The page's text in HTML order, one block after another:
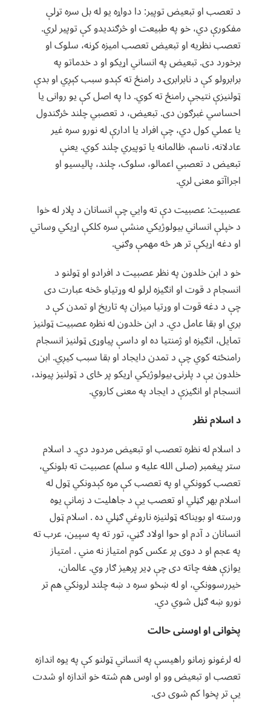
د تعصب او تبعیض توپیر: دا دواړه یو له بل سره تړلې
مفکورې دي، خو په طبیعت او څرګندیدو کې توپیر لري.
تعصب نظریه او تبعیض تعصب امیزه کړنه، سلوک او
برخورد دی. تبعیض په انساني اړیکو او د خدماتو په
برابرولو کې د نابرابرۍ د رامنځ ته کېدو سبب کېږي او بدې
ټولنیزې نتیجې رامنځ ته کوي. دا په اصل کې یو روانی یا
احساسي غبرګون دی. تبعیض، د تعصبي چلند څرګندول
یا عملي کول دي، چې افراد یا ادارې له نورو سره غیر
عادلانه، ناسم، ظالمانه یا توپیري چلند کوي. یعنې
تبعیض د تعصبي اعمالو، سلوک، چلند، پالیسیو او
اجراآتو معنی لري.
عصبیت: عصبیت دې ته وایي چې انسانان د پلار له خوا
د خپلې انساني بیولوژیکي منشې سره کلکې اړیکي وساتي
او دغه اړیکې تر هر څه مهمې وګڼي.
خو د ابن خلدون په نظر عصبیت د افرادو او ټولنو د
انسجام د قوت او انګیزه لرلو له وړتیاو څخه عبارت دی
چې د دغه قوت او وړتیا میزان په تاریخ او تمدن کې د
بري او بقا عامل دي. د ابن خلدون له نظره عصبیت ټولنیز
تمایل، انګیزه او ژمنتیا ده او داسې پیاوړی ټولنیز انسجام
رامنځته کوي چې د تمدن دایجاد او بقا سبب کیږي. ابن
خلدون یې د پلرنۍ بیولوژیکي اړیکو پر ځای د ټولنیز پیوند،
انسجام او انګیزې د ایجاد په معنی کاروي.
د اسلام نظر
د اسلام له نظره تعصب او تبعیض مردود دي. د اسلام
ستر پیغمبر (صلی الله علیه و سلم) عصبیت ته بلونکي،
تعصب کوونکي او په تعصب کې مړه کېدونکي ټول له
اسلام بهر ګڼلي او تعصب یې د جاهلیت د زمانې یوه
ورسته او بویناکه ټولنیزه ناروغي ګڼلي ده . اسلام ټول
انسانان د آدم او حوا اولاد ګڼي، تور ته په سپین، عرب ته
په عجم او د دوی پر عکس کوم امتیاز نه مني . امتیاز
یوازې هغه چاته دی چې ډیر پرهیز ګار وي. عالمان،
خیررسوونکي، او له ښځو سره د ښه چلند لرونکي هم تر
نورو ښه ګڼل شوي دي.
پخوانی او اوسنی حالت
له لرغونو زمانو راهیسې په انساني ټولنو کې په یوه اندازه
تعصب او تبعیض وو او اوس هم شته خو اندازه او شدت
یې تر پخوا کم شوی دی.